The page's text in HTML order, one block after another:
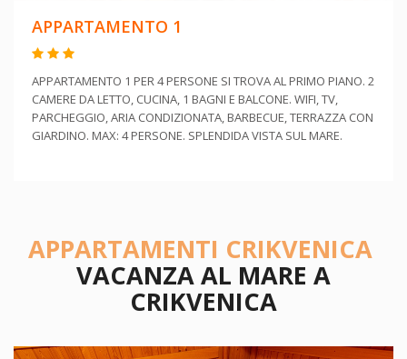
APPARTAMENTO 1
APPARTAMENTO 1 PER 4 PERSONE SI TROVA AL PRIMO PIANO. 2
CAMERE DA LETTO, CUCINA, 1 BAGNI E BALCONE. WIFI, TV,
PARCHEGGIO, ARIA CONDIZIONATA, BARBECUE, TERRAZZA CON
GIARDINO. MAX: 4 PERSONE. SPLENDIDA VISTA SUL MARE.
APPARTAMENTI CRIKVENICA
VACANZA AL MARE A
CRIKVENICA